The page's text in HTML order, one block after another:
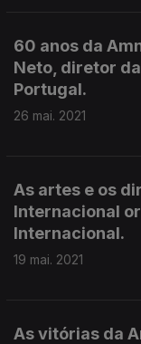
60 anos da
Neto, diretor
Portugal.
26 mai. 2021
As artes e os
Internacional
Internacional.
19 mai. 2021
As vitórias da